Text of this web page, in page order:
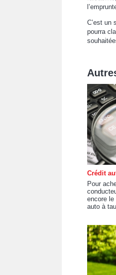
C’est un
pourra
Crédit
Pour
encore le
auto à